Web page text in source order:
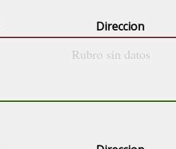
Direccion
Rubro sin datos